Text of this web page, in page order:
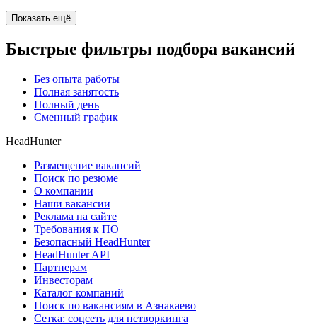
Показать ещё
Быстрые фильтры подбора вакансий
Без опыта работы
Полная занятость
Полный день
Сменный график
HeadHunter
Размещение вакансий
Поиск по резюме
О компании
Наши вакансии
Реклама на сайте
Требования к ПО
Безопасный HeadHunter
HeadHunter API
Партнерам
Инвесторам
Каталог компаний
Поиск по вакансиям в Азнакаево
Сетка: соцсеть для нетворкинга